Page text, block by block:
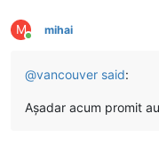
M
Conectat
mihai
@vancouver said:
Așadar acum promit